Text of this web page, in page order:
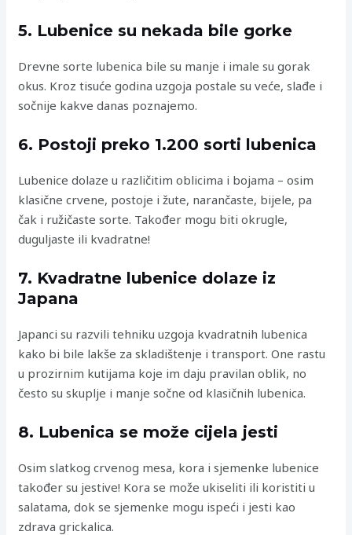
5. Lubenice su nekada bile gorke
Drevne sorte lubenica bile su manje i imale su gorak
okus. Kroz tisuće godina uzgoja postale su veće, slađe i
sočnije kakve danas poznajemo.
6. Postoji preko 1.200 sorti lubenica
Lubenice dolaze u različitim oblicima i bojama – osim
klasične crvene, postoje i žute, narančaste, bijele, pa
čak i ružičaste sorte. Također mogu biti okrugle,
duguljaste ili kvadratne!
7. Kvadratne lubenice dolaze iz
Japana
Japanci su razvili tehniku uzgoja kvadratnih lubenica
kako bi bile lakše za skladištenje i transport. One rastu
u prozirnim kutijama koje im daju pravilan oblik, no
često su skuplje i manje sočne od klasičnih lubenica.
8. Lubenica se može cijela jesti
Osim slatkog crvenog mesa, kora i sjemenke lubenice
također su jestive! Kora se može ukiseliti ili koristiti u
salatama, dok se sjemenke mogu ispeći i jesti kao
zdrava grickalica.